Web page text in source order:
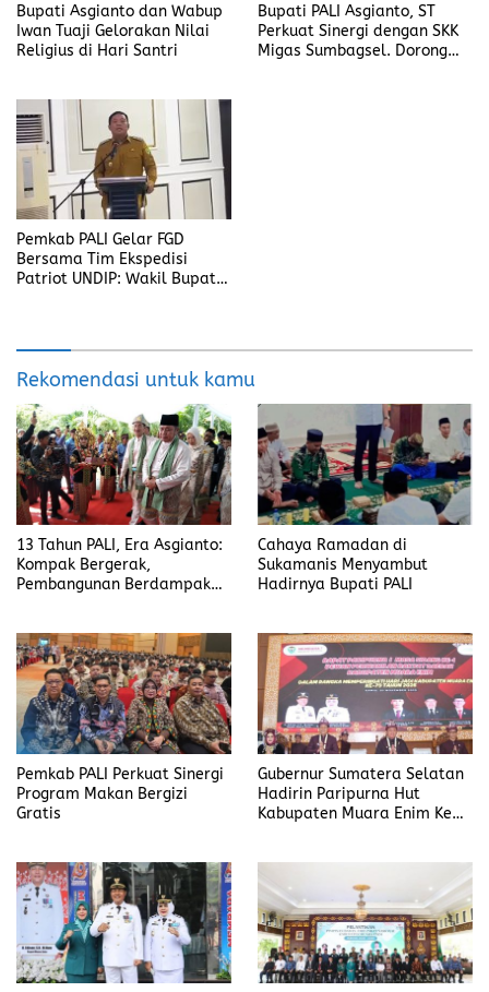
Bupati Asgianto dan Wabup
Iwan Tuaji Gelorakan Nilai
Religius di Hari Santri
Bupati PALI Asgianto, ST
Perkuat Sinergi dengan SKK
Migas Sumbagsel. Dorong
Pemkab PALI Gelar FGD
Bersama Tim Ekspedisi
Patriot UNDIP: Wakil Bupati
Rekomendasi untuk kamu
13 Tahun PALI, Era Asgianto:
Kompak Bergerak,
Pembangunan Berdampak
Cahaya Ramadan di
Sukamanis Menyambut
Hadirnya Bupati PALI
Pemkab PALI Perkuat Sinergi
Program Makan Bergizi
Gratis
Gubernur Sumatera Selatan
Hadirin Paripurna Hut
Kabupaten Muara Enim Ke